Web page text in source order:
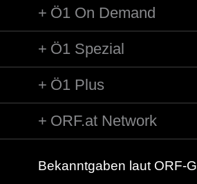
Ö1 On Demand
Ö1 Spezial
Ö1 Plus
ORF.at Network
Bekanntgaben laut ORF-G